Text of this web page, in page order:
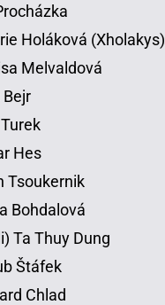
Holáková (Xholakys)
Melvaldová
Hes
Tsoukernik
Bohdalová
Ta Thuy Dung
Štáfek
Chlad